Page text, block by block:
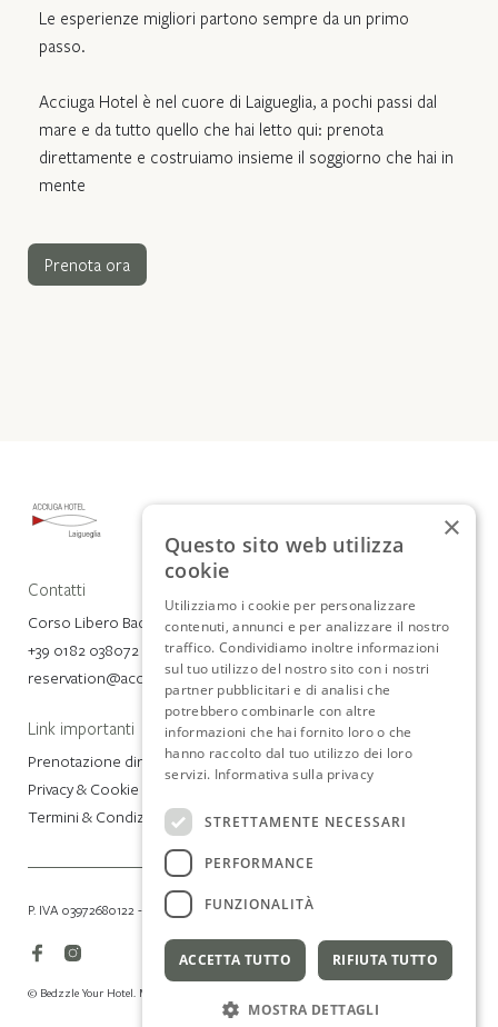
Le esperienze migliori partono sempre da un primo
passo.
Acciuga Hotel è nel cuore di Laigueglia, a pochi passi dal
mare e da tutto quello che hai letto qui: prenota
direttamente e costruiamo insieme il soggiorno che hai in
mente
Prenota ora
Contatti
Corso Libero Badarò 4, 17053 Laigueglia (SV)
+39 0182 038072
reservation@acciugahotel.com
Link importanti
Prenotazione diretta
Privacy & Cookie Policy
Termini & Condizioni
P. IVA 03972680122 - CIN IT009033A1LEV5HQDB
© Bedzzle Your Hotel. Made in Italy by BEDZZLE SITES
×
Questo sito web utilizza
cookie
Utilizziamo i cookie per personalizzare
contenuti, annunci e per analizzare il nostro
traffico. Condividiamo inoltre informazioni
sul tuo utilizzo del nostro sito con i nostri
partner pubblicitari e di analisi che
potrebbero combinarle con altre
informazioni che hai fornito loro o che
hanno raccolto dal tuo utilizzo dei loro
servizi. Informativa sulla privacy
STRETTAMENTE NECESSARI
PERFORMANCE
FUNZIONALITÀ
ACCETTA TUTTO RIFIUTA TUTTO
MOSTRA DETTAGLI